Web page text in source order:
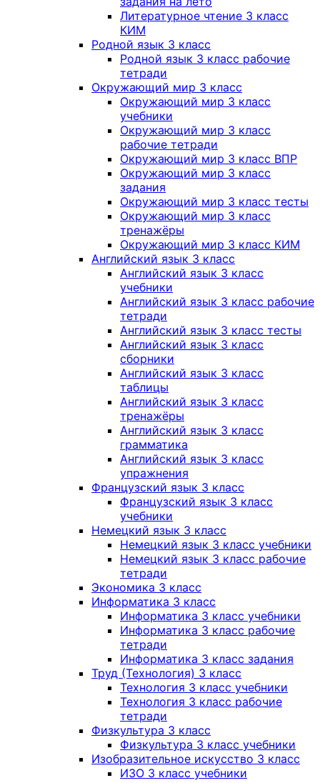
Литературное чтение 3 класс
КИМ
Родной язык 3 класс
Родной язык 3 класс рабочие
тетради
Окружающий мир 3 класс
Окружающий мир 3 класс
учебники
Окружающий мир 3 класс
рабочие тетради
Окружающий мир 3 класс ВПР
Окружающий мир 3 класс
задания
Окружающий мир 3 класс тесты
Окружающий мир 3 класс
тренажёры
Окружающий мир 3 класс КИМ
Английский язык 3 класс
Английский язык 3 класс
учебники
Английский язык 3 класс рабочие
тетради
Английский язык 3 класс тесты
Английский язык 3 класс
сборники
Английский язык 3 класс
таблицы
Английский язык 3 класс
тренажёры
Английский язык 3 класс
грамматика
Английский язык 3 класс
упражнения
Французский язык 3 класс
Французский язык 3 класс
учебники
Немецкий язык 3 класс
Немецкий язык 3 класс учебники
Немецкий язык 3 класс рабочие
тетради
Экономика 3 класс
Информатика 3 класс
Информатика 3 класс учебники
Информатика 3 класс рабочие
тетради
Информатика 3 класс задания
Труд (Технология) 3 класс
Технология 3 класс учебники
Технология 3 класс рабочие
тетради
Физкультура 3 класс
Физкультура 3 класс учебники
Изобразительное искусство 3 класс
ИЗО 3 класс учебники